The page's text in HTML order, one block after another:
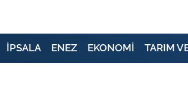
İPSALA ENEZ EKONOMİ TARIM